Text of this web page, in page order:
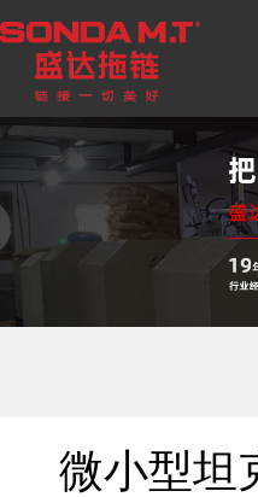
微小型坦